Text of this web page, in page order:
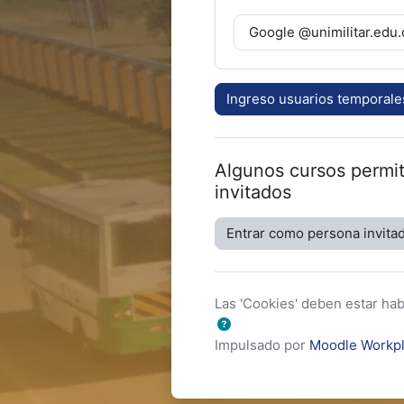
Google
Ingreso usuarios
Algunos cursos
invitados
Entrar como persona
Las 'Cookies' deben estar
Impulsado por Moodle